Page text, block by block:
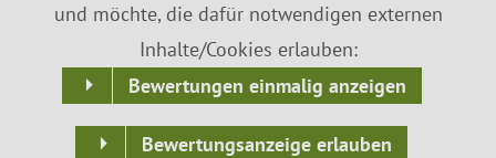
und möchte, die dafür notwendigen externen
Inhalte/Cookies erlauben:
Bewertungen einmalig anzeigen
Bewertungsanzeige erlauben